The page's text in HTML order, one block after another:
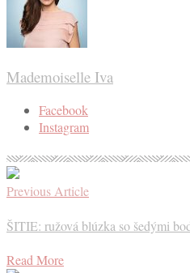
Mademoiselle Iva
Facebook
Instagram
Previous Article
ŠITIE: ružová blúzka so šedými
Read More